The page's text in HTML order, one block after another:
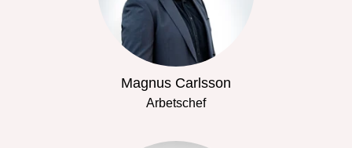
Magnus Carlsson
Arbetschef